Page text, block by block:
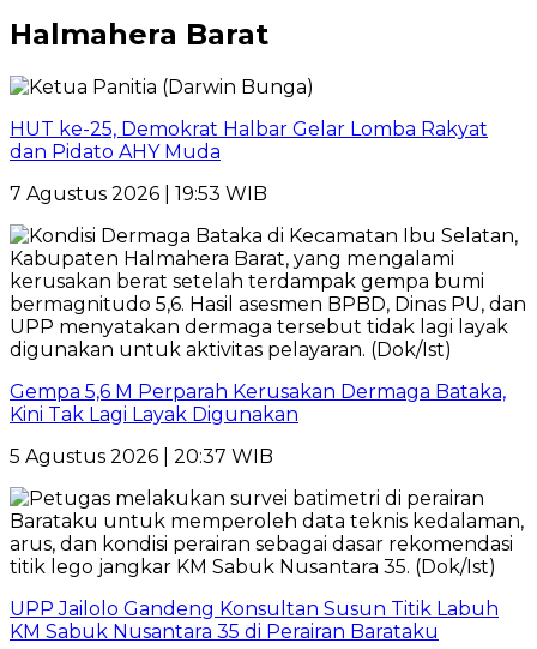
Halmahera Barat
HUT ke-25, Demokrat Halbar Gelar Lomba Rakyat
dan Pidato AHY Muda
7 Agustus 2026 | 19:53 WIB
Gempa 5,6 M Perparah Kerusakan Dermaga Bataka,
Kini Tak Lagi Layak Digunakan
5 Agustus 2026 | 20:37 WIB
UPP Jailolo Gandeng Konsultan Susun Titik Labuh
KM Sabuk Nusantara 35 di Perairan Barataku